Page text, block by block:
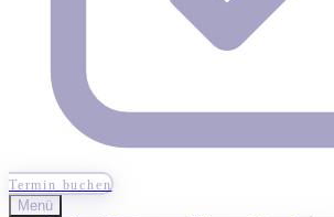
Termin buchen
Menü